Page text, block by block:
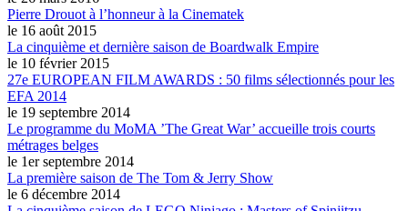
Pierre Drouot à l’honneur à la Cinematek
le 16 août 2015
La cinquième et dernière saison de Boardwalk Empire
le 10 février 2015
27e EUROPEAN FILM AWARDS : 50 films sélectionnés pour les
EFA 2014
le 19 septembre 2014
Le programme du MoMA ’The Great War’ accueille trois courts
métrages belges
le 1er septembre 2014
La première saison de The Tom & Jerry Show
le 6 décembre 2014